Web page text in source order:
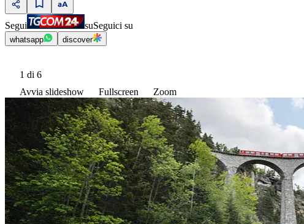
Segui suSeguici su
whatsapp discover
1 di 6
Avvia slideshow
Fullscreen Zoom